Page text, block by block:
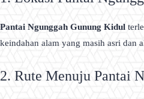
Pantai Ngunggah Gunung Kidul
keindahan alam yang masih asri dan
2. Rute Menuju Pantai